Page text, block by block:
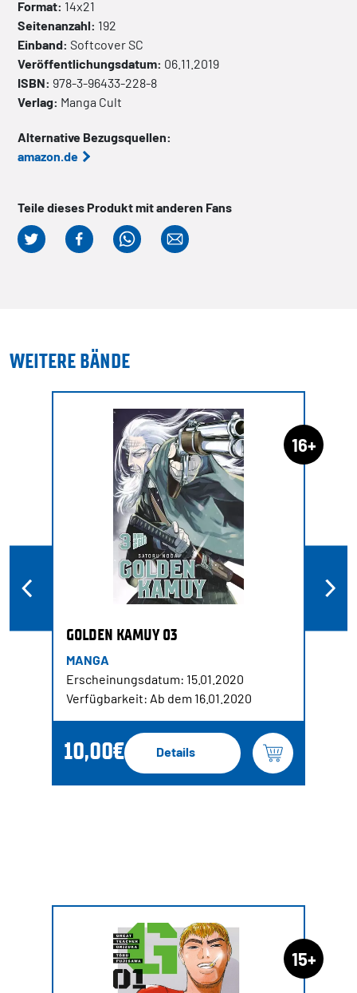
Format: 14x21
Seitenanzahl: 192
Einband: SoftcoverSC
Veröffentlichungsdatum: 06.11.2019
ISBN: 978-3-96433-228-8
Verlag: Manga Cult
Alternative Bezugsquellen:
amazon.de
Teile dieses Produkt mit anderen Fans
WEITERE BÄNDE
16+
GOLDEN KAMUY 03
MANGA
Erscheinungsdatum: 15.01.2020
Verfügbarkeit: Ab dem 16.01.2020
10,00€ Details
15+